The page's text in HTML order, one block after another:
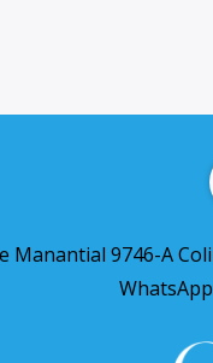
Manantial 9746-A